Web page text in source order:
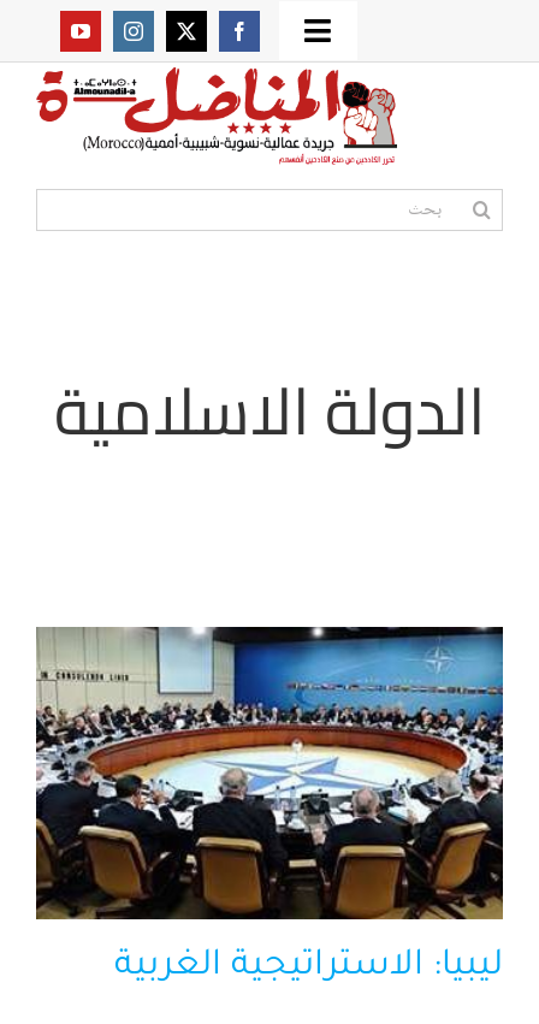
to
Toggle
Navigation
من نحن؟
مقالات
افتتاحية موقع المناضل-ة
روابط
البحث
الدولة الاسلامية
ليبيا: الاستراتيجية الغربية